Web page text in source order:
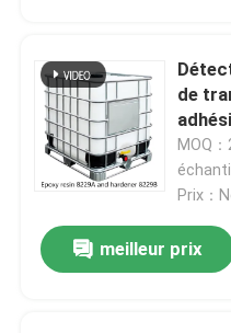
À la maison
Produits
de
MOQ
Prix：
meilleur prix